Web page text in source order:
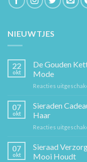
NIEUWTJES
22
okt
De Gouden
Mode
Reacties
07
okt
Sieraden
Haar
Reacties
07
okt
Sieraad
Mooi Houdt